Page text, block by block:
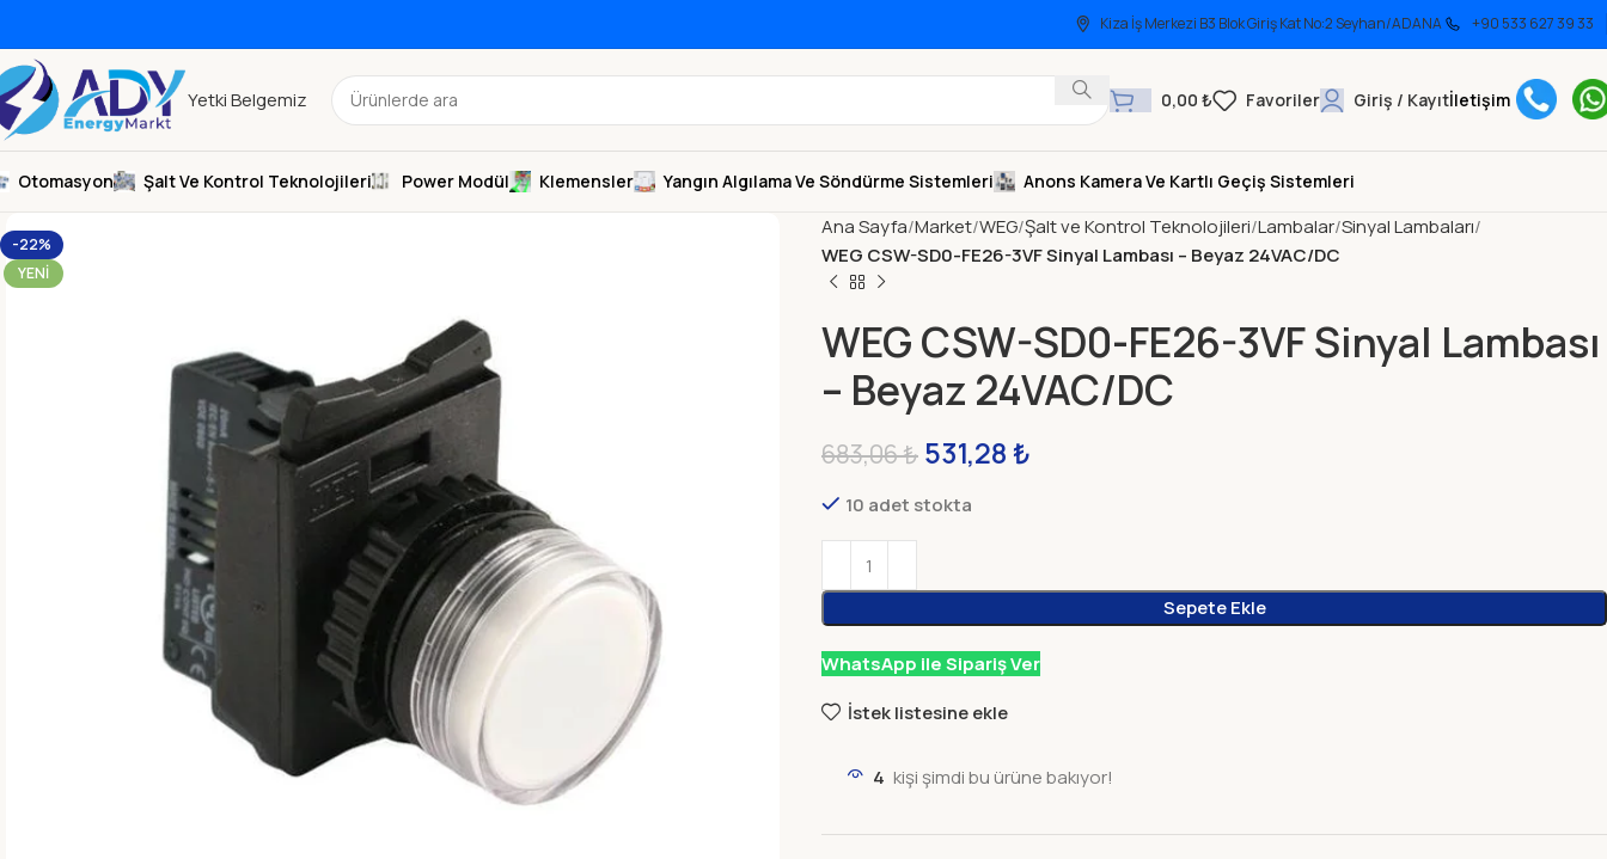
Kiza İş Merkezi B3 Blok Giriş Kat No:2 Seyhan/ADANA +90 533 627 39 33
Yetki Belgemiz 0,00 ₺ Giriş / Kayıtİletişim
Otomasyon Şalt Ve Kontrol Teknolojileri Power Modül Klemensler Yangın Algılama Ve Söndürme Sistemleri Anons Kamera Ve Kartlı Geçiş Sistemleri
-22%
YENI
Ana Sayfa Market WEG Şalt ve Kontrol Teknolojileri Lambalar Sinyal Lambaları
WEG CSW-SD0-FE26-3VF Sinyal Lambası – Beyaz 24VAC/DC
WEG CSW-SD0-FE26-3VF Sinyal Lambası
– Beyaz 24VAC/DC
683,06₺ 531,28 ₺
10 adet stokta
Sepete Ekle
WhatsApp ile Sipariş Ver
İstek listesine ekle
4 kişi şimdi bu ürüne bakıyor!